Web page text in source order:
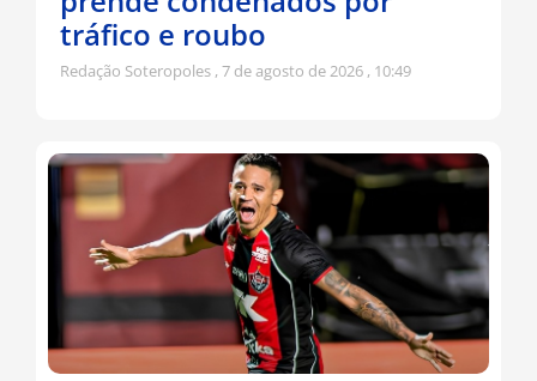
tráfico e roubo
Redação Soteropoles 7 de agosto de 2026 10:49